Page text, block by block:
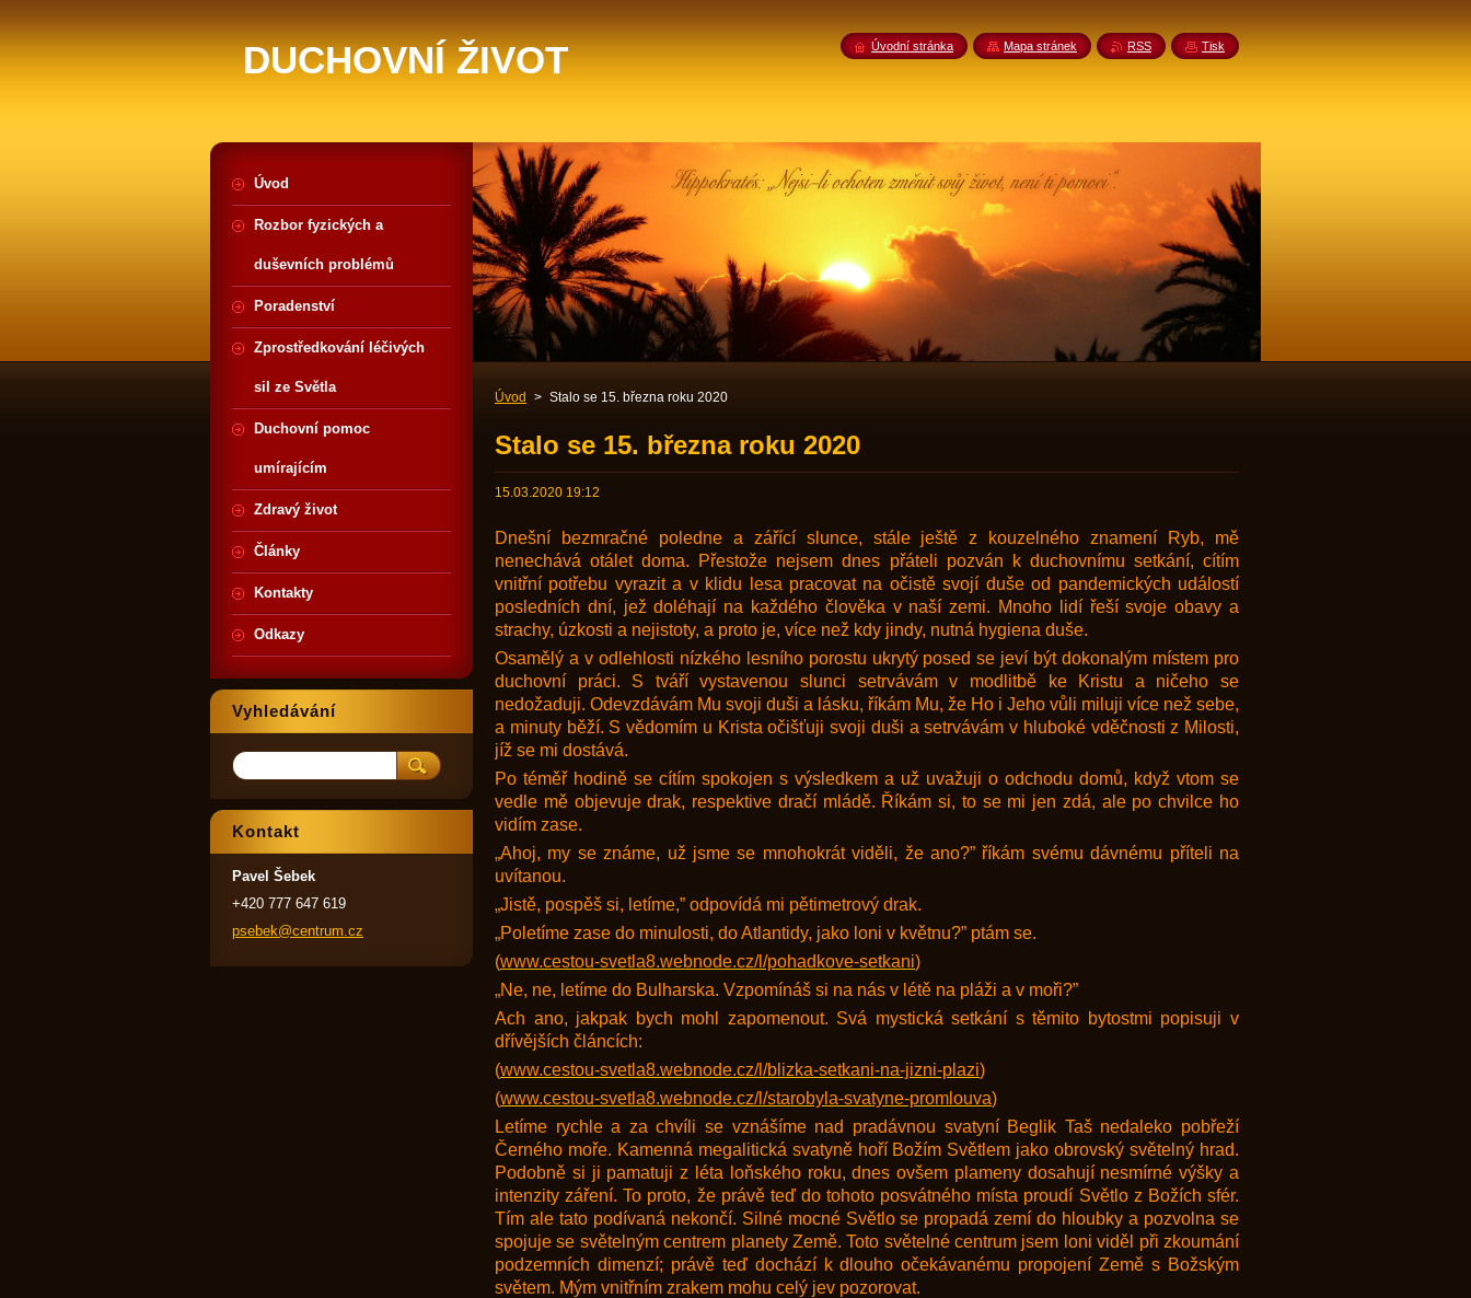
DUCHOVNÍ ŽIVOT
Úvod > Stalo se 15. března roku 2020
Stalo se 15. března roku 2020
15.03.2020 19:12
Dnešní bezmračné poledne a zářící slunce, stále ještě z kouzelného znamení Ryb, mě
nenechává otálet doma. Přestože nejsem dnes přáteli pozván k duchovnímu setkání, cítím
vnitřní potřebu vyrazit a v klidu lesa pracovat na očistě svojí duše od pandemických událostí
posledních dní, jež doléhají na každého člověka v naší zemi. Mnoho lidí řeší svoje obavy a
strachy, úzkosti a nejistoty, a proto je, více než kdy jindy, nutná hygiena duše.
Osamělý a v odlehlosti nízkého lesního porostu ukrytý posed se jeví být dokonalým místem pro
duchovní práci. S tváří vystavenou slunci setrvávám v modlitbě ke Kristu a ničeho se
nedožaduji. Odevzdávám Mu svoji duši a lásku, říkám Mu, že Ho i Jeho vůli miluji více než sebe,
a minuty běží. S vědomím u Krista očišťuji svoji duši a setrvávám v hluboké vděčnosti z Milosti,
jíž se mi dostává.
Po téměř hodině se cítím spokojen s výsledkem a už uvažuji o odchodu domů, když vtom se
vedle mě objevuje drak, respektive dračí mládě. Říkám si, to se mi jen zdá, ale po chvilce ho
vidím zase.
„Ahoj, my se známe, už jsme se mnohokrát viděli, že ano?” říkám svému dávnému příteli na
uvítanou.
„Jistě, pospěš si, letíme,” odpovídá mi pětimetrový drak.
„Poletíme zase do minulosti, do Atlantidy, jako loni v květnu?” ptám se.
(www.cestou-svetla8.webnode.cz/l/pohadkove-setkani)
„Ne, ne, letíme do Bulharska. Vzpomínáš si na nás v létě na pláži a v moři?”
Ach ano, jakpak bych mohl zapomenout. Svá mystická setkání s těmito bytostmi popisuji v
dřívějších článcích:
(www.cestou-svetla8.webnode.cz/l/blizka-setkani-na-jizni-plazi)
(www.cestou-svetla8.webnode.cz/l/starobyla-svatyne-promlouva)
Letíme rychle a za chvíli se vznášíme nad pradávnou svatyní Beglik Taš nedaleko pobřeží
Černého moře. Kamenná megalitická svatyně hoří Božím Světlem jako obrovský světelný hrad.
Podobně si ji pamatuji z léta loňského roku, dnes ovšem plameny dosahují nesmírné výšky a
intenzity záření. To proto, že právě teď do tohoto posvátného místa proudí Světlo z Božích sfér.
Tím ale tato podívaná nekončí. Silné mocné Světlo se propadá zemí do hloubky a pozvolna se
spojuje se světelným centrem planety Země. Toto světelné centrum jsem loni viděl při zkoumání
podzemních dimenzí; právě teď dochází k dlouho očekávanému propojení Země s Božským
světem. Mým vnitřním zrakem mohu celý jev pozorovat.
Úvod
Rozbor fyzických a
duševních problémů
Poradenství
Zprostředkování léčivých
sil ze Světla
Duchovní pomoc
umírajícím
Zdravý život
Články
Kontakty
Odkazy
Vyhledávání
Kontakt
Pavel Šebek
+420 777 647 619
psebek@centrum.cz
Úvodní stránka Mapa stránek RSS Tisk